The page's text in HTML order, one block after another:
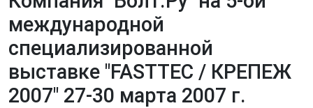
международной
специализированной
выставке "FASTTEC / КРЕПЕЖ
2007" 27-30 марта 2007 г.